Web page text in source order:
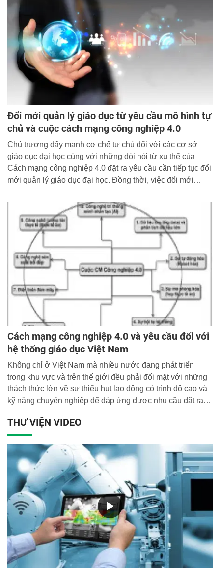
là chia sẻ của ThS Nguyễn Thị Xuân Mai, giảng viên bộ
môn Ngữ văn, Trường ĐH An Giang.
Đổi mới quản lý giáo dục từ yêu cầu mô hình tự
chủ và cuộc cách mạng công nghiệp 4.0
Chủ trương đẩy mạnh cơ chế tự chủ đối với các cơ sở
giáo dục đại học cùng với những đòi hỏi từ xu thế của
Cách mạng công nghiệp 4.0 đặt ra yêu cầu cần tiếp tục đổi
mới quản lý giáo dục đại học. Đồng thời, việc đổi mới
riêng ở Việt Nam dự báo sẽ ảnh hưởng rất lớn trong bối
cảnh cuộc Cách mạnh công nghiệp 4.0, vì vậy, cần có giải
pháp phù hợp đảm bảo cho sự phát triển nhanh và bền
vững của hệ thống giáo dục nước ta.
Cách mạng công nghiệp 4.0 và yêu cầu đối với
hệ thống giáo dục Việt Nam
Không chỉ ở Việt Nam mà nhiều nước đang phát triển
trong khu vực và trên thế giới đều phải đối mặt với những
thách thức lớn về sự thiếu hụt lao động có trình độ cao và
kỹ năng chuyên nghiệp để đáp ứng được nhu cầu đặt ra từ
THƯ VIỆN VIDEO